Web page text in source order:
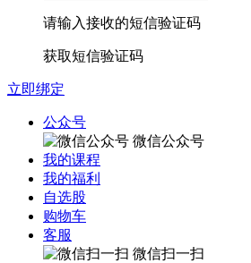
请输入接收的短信验证码
获取短信验证码
立即绑定
公众号
微信公众号
我的课程
我的福利
自选股
购物车
客服
微信扫一扫